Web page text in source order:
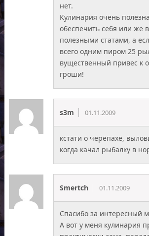
нет.
Кулинария очень
обеспечить себя или же
полезными статами, а
всего одним пиром 25
вущественный привес к
гроши!
s3m 01.11.2009
кстати о черепахе,
когда качал рыбалку в
Smertch 01.11.2009
Спасибо за интересный
А вот у меня кулинария